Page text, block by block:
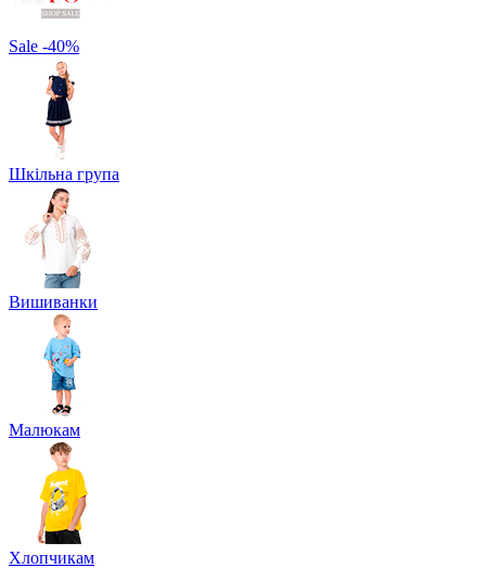
Sale -40%
Шкільна група
Вишиванки
Малюкам
Хлопчикам